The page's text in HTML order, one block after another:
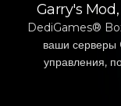
Garry's
DediGames®
ваши серверы
управления,